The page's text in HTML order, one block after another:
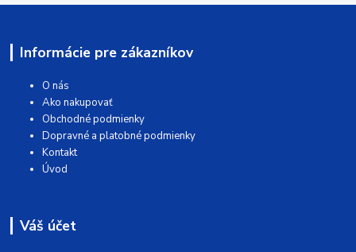
Informácie pre zákazníkov
O nás
Ako nakupovať
Obchodné podmienky
Dopravné a platobné podmienky
Kontakt
Úvod
Váš účet